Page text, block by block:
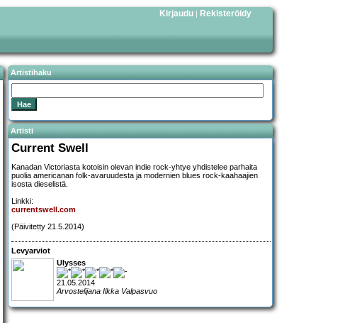
Kirjaudu | Rekisteröidy
Artistihaku
Artisti
Current Swell
Kanadan Victoriasta kotoisin olevan indie rock-yhtye yhdistelee parhaita
puolia americanan folk-avaruudesta ja modernien blues rock-kaahaajien
isosta dieselistä.
Linkki:
currentswell.com
(Päivitetty 21.5.2014)
Levyarviot
Ulysses
21.05.2014
Arvostelijana Ilkka Valpasvuo